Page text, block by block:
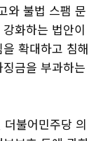
와 불법 스팸 문
화하는 법안이
확대하고 침해
금을 부과하는
불어민주당 의